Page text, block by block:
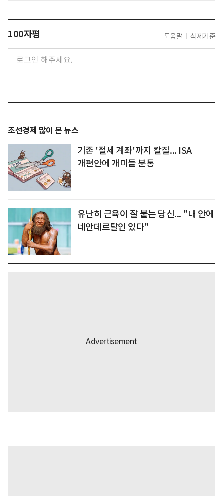
100자평 도움말 삭제기준
조선경제 많이 본 뉴스
기존 '절세 계좌'까지 칼질... ISA
개편안에 개미들 분통
유난히 근육이 잘 붙는 당신... "내 안에
네안데르탈인 있다"